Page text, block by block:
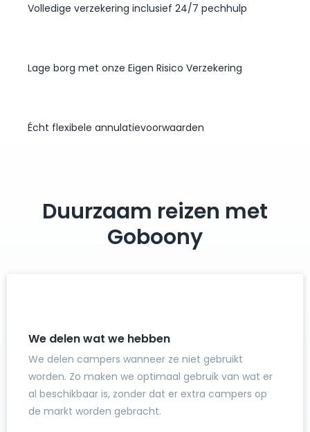
Volledige verzekering inclusief 24/7 pechhulp
Lage borg met onze Eigen Risico Verzekering
Écht flexibele annulatievoorwaarden
Duurzaam reizen met
Goboony
We delen wat we hebben
We delen campers wanneer ze niet gebruikt
worden. Zo maken we optimaal gebruik van wat er
al beschikbaar is, zonder dat er extra campers op
de markt worden gebracht.